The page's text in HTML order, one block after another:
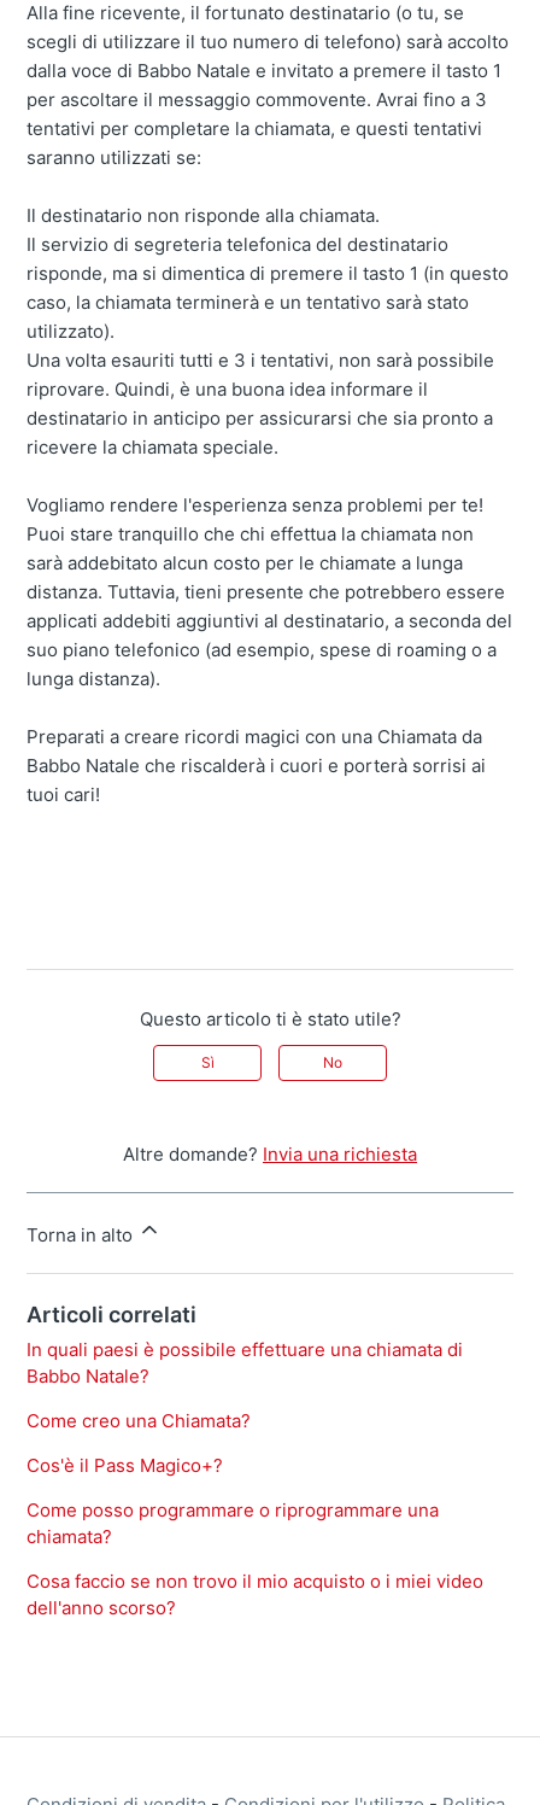
Alla fine ricevente, il fortunato destinatario (o tu, se
scegli di utilizzare il tuo numero di telefono) sarà accolto
dalla voce di Babbo Natale e invitato a premere il tasto 1
per ascoltare il messaggio commovente. Avrai fino a 3
tentativi per completare la chiamata, e questi tentativi
saranno utilizzati se:
Il destinatario non risponde alla chiamata.
Il servizio di segreteria telefonica del destinatario
risponde, ma si dimentica di premere il tasto 1 (in questo
caso, la chiamata terminerà e un tentativo sarà stato
utilizzato).
Una volta esauriti tutti e 3 i tentativi, non sarà possibile
riprovare. Quindi, è una buona idea informare il
destinatario in anticipo per assicurarsi che sia pronto a
ricevere la chiamata speciale.
Vogliamo rendere l'esperienza senza problemi per te!
Puoi stare tranquillo che chi effettua la chiamata non
sarà addebitato alcun costo per le chiamate a lunga
distanza. Tuttavia, tieni presente che potrebbero essere
applicati addebiti aggiuntivi al destinatario, a seconda del
suo piano telefonico (ad esempio, spese di roaming o a
lunga distanza).
Preparati a creare ricordi magici con una Chiamata da
Babbo Natale che riscalderà i cuori e porterà sorrisi ai
tuoi cari!
Questo articolo ti è stato utile?
Sì No
Altre domande? Invia una richiesta
Torna in alto
Articoli correlati
In quali paesi è possibile effettuare una chiamata di
Babbo Natale?
Come creo una Chiamata?
Cos'è il Pass Magico+?
Come posso programmare o riprogrammare una
chiamata?
Cosa faccio se non trovo il mio acquisto o i miei video
dell'anno scorso?